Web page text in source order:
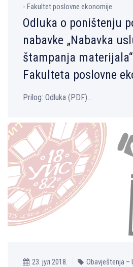
- Fakultet poslovne ekonomije
Odluka o poništenju
nabavke „Nabavka
štampanja
Fakulteta poslovne
Prilog: Odluka (PDF)...
23. јул 2018.
Obavještenja –